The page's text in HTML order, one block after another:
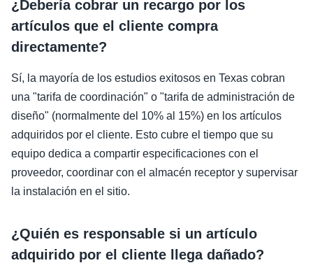
¿Debería cobrar un recargo por los
artículos que el cliente compra
directamente?
Sí, la mayoría de los estudios exitosos en Texas cobran
una "tarifa de coordinación" o "tarifa de administración de
diseño" (normalmente del 10% al 15%) en los artículos
adquiridos por el cliente. Esto cubre el tiempo que su
equipo dedica a compartir especificaciones con el
proveedor, coordinar con el almacén receptor y supervisar
la instalación en el sitio.
¿Quién es responsable si un artículo
adquirido por el cliente llega dañado?